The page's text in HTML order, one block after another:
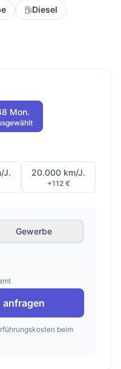
Diesel
Mon.
J. 20.000 km/J.
+112 €
Gewerbe
beim